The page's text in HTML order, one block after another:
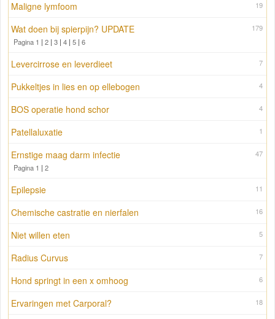
19
Maligne lymfoom
179
Wat doen bij spierpijn? UPDATE
Pagina 1 | 2 | 3 | 4 | 5 | 6
7
Levercirrose en leverdieet
4
Pukkeltjes in lies en op ellebogen
4
BOS operatie hond schor
1
Patellaluxatie
47
Ernstige maag darm infectie
Pagina 1 | 2
11
Epilepsie
16
Chemische castratie en nierfalen
5
Niet willen eten
7
Radius Curvus
6
Hond springt in een x omhoog
18
Ervaringen met Carporal?